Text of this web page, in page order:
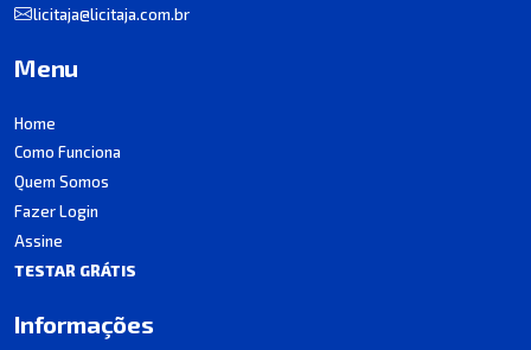
licitaja@licitaja.com.br
Menu
Home
Como Funciona
Quem Somos
Fazer Login
Assine
TESTAR GRÁTIS
Informações